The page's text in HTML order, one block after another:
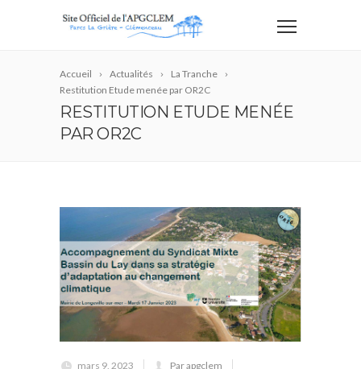
Accueil Actualités
La Tranche
Restitution Etude menée par OR2C
RESTITUTION ETUDE MENÉE
PAR OR2C
mars 9, 2023 Par apgclem